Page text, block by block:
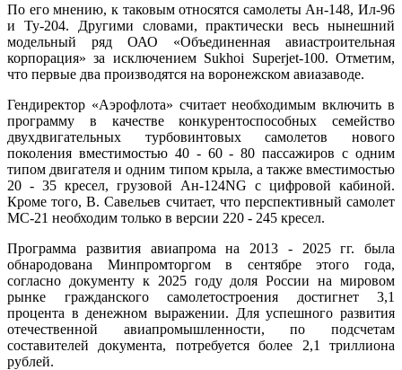
По его мнению, к таковым относятся самолеты Ан-148, Ил-96
и Ту-204. Другими словами, практически весь нынешний
модельный ряд ОАО «Объединенная авиастроительная
корпорация» за исключением Sukhoi Superjet-100. Отметим,
что первые два производятся на воронежском авиазаводе.
Гендиректор «Аэрофлота» считает необходимым включить в
программу в качестве конкурентоспособных семейство
двухдвигательных турбовинтовых самолетов нового
поколения вместимостью 40 - 60 - 80 пассажиров с одним
типом двигателя и одним типом крыла, а также вместимостью
20 - 35 кресел, грузовой Ан-124NG с цифровой кабиной.
Кроме того, В. Савельев считает, что перспективный самолет
МС-21 необходим только в версии 220 - 245 кресел.
Программа развития авиапрома на 2013 - 2025 гг. была
обнародована Минпромторгом в сентябре этого года,
согласно документу к 2025 году доля России на мировом
рынке гражданского самолетостроения достигнет 3,1
процента в денежном выражении. Для успешного развития
отечественной авиапромышленности, по подсчетам
составителей документа, потребуется более 2,1 триллиона
рублей.